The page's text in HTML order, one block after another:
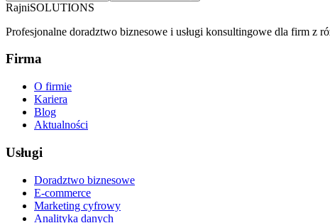
RajniSOLUTIONS
Profesjonalne doradztwo biznesowe i usługi konsultingowe dla firm z
Firma
O firmie
Kariera
Blog
Aktualności
Usługi
Doradztwo biznesowe
E-commerce
Marketing cyfrowy
Analityka danych